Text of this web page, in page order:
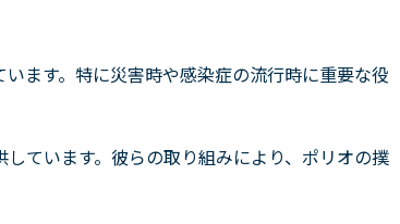
ます。特に災害時や感染症の流行時に重要な役
ています。彼らの取り組みにより、ポリオの撲